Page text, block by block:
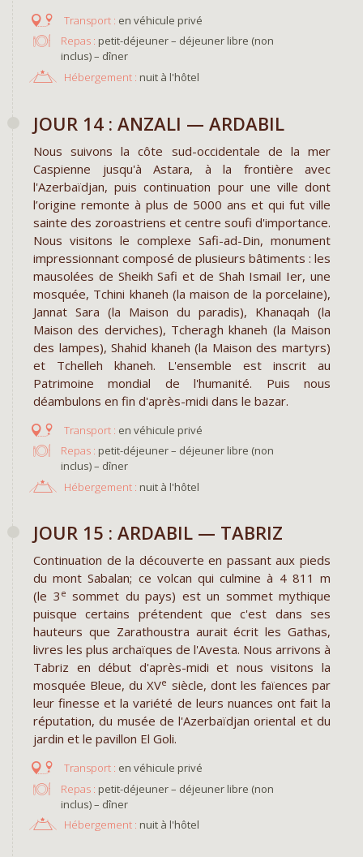
en véhicule privé
Repas : petit-déjeuner – déjeuner libre (non
inclus) – dîner
Hébergement : nuit à l'hôtel
JOUR 14 : ANZALI — ARDABIL
Nous suivons la côte sud-occidentale de la mer
Caspienne jusqu'à Astara, à la frontière avec
l'Azerbaïdjan, puis continuation pour une ville dont
l’origine remonte à plus de 5000 ans et qui fut ville
sainte des zoroastriens et centre soufi d'importance.
Nous visitons le complexe Safi-ad-Din, monument
impressionnant composé de plusieurs bâtiments : les
mausolées de Sheikh Safi et de Shah Ismail Ier, une
mosquée, Tchini khaneh (la maison de la porcelaine),
Jannat Sara (la Maison du paradis), Khanaqah (la
Maison des derviches), Tcheragh khaneh (la Maison
des lampes), Shahid khaneh (la Maison des martyrs)
et Tchelleh khaneh. L'ensemble est inscrit au
Patrimoine mondial de l'humanité. Puis nous
déambulons en fin d'après-midi dans le bazar.
en véhicule privé
Repas : petit-déjeuner – déjeuner libre (non
inclus) – dîner
Hébergement : nuit à l'hôtel
JOUR 15 : ARDABIL — TABRIZ
Continuation de la découverte en passant aux pieds
du mont Sabalan; ce volcan qui culmine à 4 811 m
(le 3 e sommet du pays) est un sommet mythique
puisque certains prétendent que c'est dans ses
hauteurs que Zarathoustra aurait écrit les Gathas,
livres les plus archaïques de l'Avesta. Nous arrivons à
Tabriz en début d'après-midi et nous visitons la
mosquée Bleue, du XVe siècle, dont les faïences par
leur finesse et la variété de leurs nuances ont fait la
réputation, du musée de l'Azerbaïdjan oriental et du
jardin et le pavillon El Goli.
en véhicule privé
Repas : petit-déjeuner – déjeuner libre (non
inclus) – dîner
Hébergement : nuit à l'hôtel